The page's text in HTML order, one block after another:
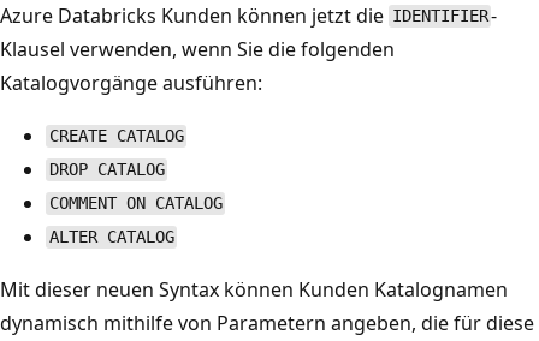
Azure Databricks Kunden können jetzt die IDENTIFIER-
Klausel verwenden, wenn Sie die folgenden
Katalogvorgänge ausführen:
CREATE CATALOG
DROP CATALOG
COMMENT ON CATALOG
ALTER CATALOG
Mit dieser neuen Syntax können Kunden Katalognamen
dynamisch mithilfe von Parametern angeben, die für diese